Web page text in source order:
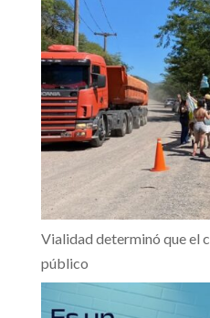
Vialidad determinó que el
público